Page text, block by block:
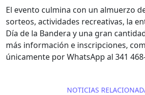
El evento culmina con un almuerzo
sorteos, actividades recreativas, la
Día de la Bandera y una gran
más información e inscripciones,
únicamente por WhatsApp al 341
NOTICIAS